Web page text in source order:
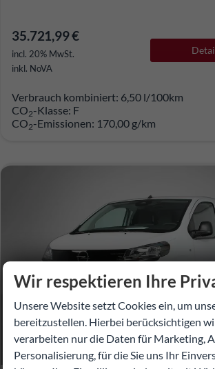
35.721,99 €
incl. 20% MwSt.
inkl. NoVA
Verbrauch kombiniert: 6,50 l/100km
CO2-Klasse: F
CO2-Emissionen: 170,00 g/km
Wir respektieren Ihre
Unsere Website setzt Cookies ein, um
bereitzustellen. Hierbei berücksichtigen
verarbeiten nur die Daten für Marketing,
Personalisierung, für die Sie uns Ihr